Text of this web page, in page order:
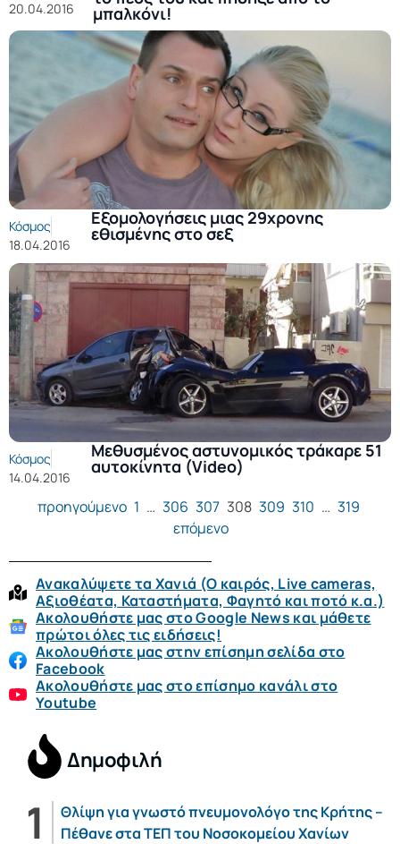
20.04.2016 μπαλκόνι!
Κόσμος
18.04.2016
Εξομολογήσεις μιας 29χρονης
εθισμένης στο σεξ
Κόσμος
14.04.2016
Μεθυσμένος αστυνομικός τράκαρε 51
αυτοκίνητα (Video)
προηγούμενο 1 … 306 307 308 309 310 … 319
επόμενο
Ανακαλύψετε τα Χανιά (O καιρός, Live cameras,
Αξιοθέατα, Καταστήματα, Φαγητό και ποτό κ.α.)
Ακολουθήστε μας στο Google News και μάθετε
πρώτοι όλες τις ειδήσεις!
Ακολουθήστε μας στην επίσημη σελίδα στο
Facebook
Ακολουθήστε μας στο επίσημο κανάλι στο
Youtube
Δημοφιλή
Θλίψη για γνωστό πνευμονολόγο της Κρήτης –
Πέθανε στα ΤΕΠ του Νοσοκομείου Χανίων